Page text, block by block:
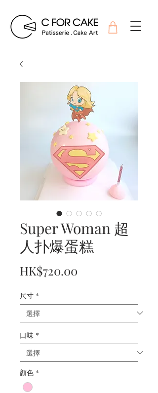
Super Woman 超
人扑爆蛋糕
HK$720.00
尺寸 *
口味 *
顏色 *